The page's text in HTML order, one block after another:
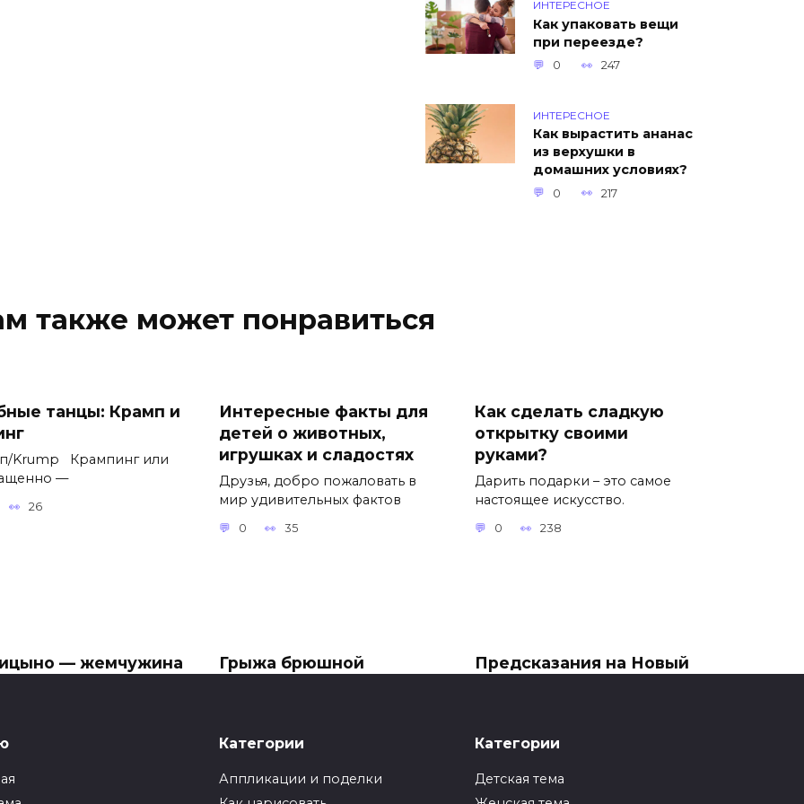
ИНТЕРЕСНОЕ
Как упаковать вещи
при переезде?
0 247
ИНТЕРЕСНОЕ
Как вырастить ананас
из верхушки в
домашних условиях?
0 217
также может понравиться
танцы: Крамп и
Krump Крампинг или
—
26
Интересные факты для
детей о животных,
игрушках и сладостях
Друзья, добро пожаловать в
мир удивительных фактов
0 35
Как сделать сладкую
открытку своими
руками?
Дарить подарки – это самое
настоящее искусство.
0 238
— жемчужина
Грыжа брюшной
распространенных
заболеваний среди мужчин
0 34
Предсказания на Новый
и Рождество – это те самые
0 149
Категории
Аппликации и поделки
Категории
Детская тема